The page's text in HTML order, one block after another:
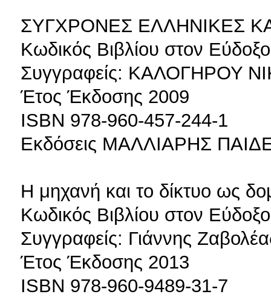
ΣΥΓΧΡΟΝΕΣ ΕΛΛΗΝΙΚΕΣ
Κωδικός Βιβλίου στον
Συγγραφείς: ΚΑΛΟΓΗΡΟΥ
Έτος Έκδοσης 2009
ISBN 978-960-457-244-1
Εκδόσεις MAΛΛIAPHΣ
Η μηχανή και το δίκτυο ως
Κωδικός Βιβλίου στον
Συγγραφείς: Γιάννης
Έτος Έκδοσης 2013
ISBN 978-960-9489-31-7